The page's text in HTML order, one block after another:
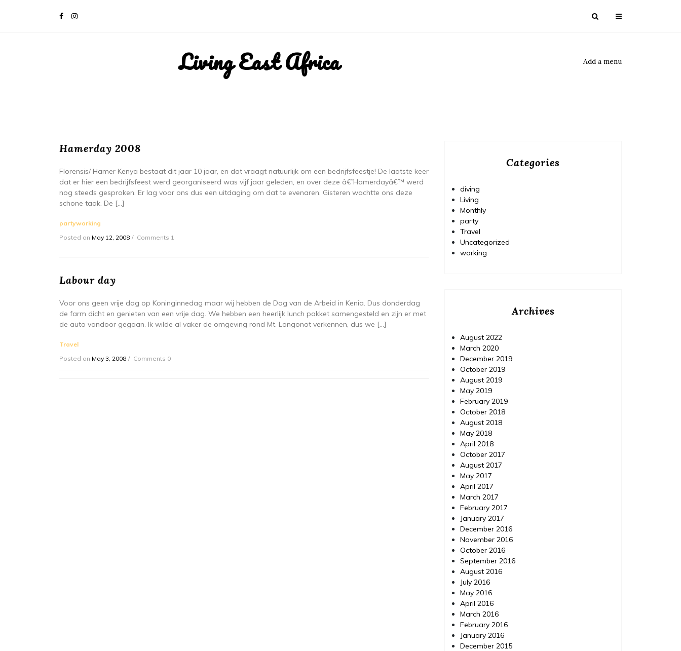
Living East Africa Add a menu
Hamerday 2008
Florensis/ Hamer Kenya bestaat dit jaar 10 jaar, en dat vraagt natuurlijk om een bedrijfsfeestje! De laatste keer
dat er hier een bedrijfsfeest werd georganiseerd was vijf jaar geleden, en over deze â€˜Hamerdayâ€™ werd
nog steeds gesproken. Er lag voor ons dus een uitdaging om dat te evenaren. Gisteren wachtte ons deze
schone taak. De […]
partyworking
Posted on May 12, 2008 Comments 1
Labour day
Voor ons geen vrije dag op Koninginnedag maar wij hebben de Dag van de Arbeid in Kenia. Dus donderdag
de farm dicht en genieten van een vrije dag. We hebben een heerlijk lunch pakket samengesteld en zijn er met
de auto vandoor gegaan. Ik wilde al vaker de omgeving rond Mt. Longonot verkennen, dus we […]
Travel
Posted on May 3, 2008 Comments 0
Categories
diving
Living
Monthly
party
Travel
Uncategorized
working
Archives
August 2022
March 2020
December 2019
October 2019
August 2019
May 2019
February 2019
October 2018
August 2018
May 2018
April 2018
October 2017
August 2017
May 2017
April 2017
March 2017
February 2017
January 2017
December 2016
November 2016
October 2016
September 2016
August 2016
July 2016
May 2016
April 2016
March 2016
February 2016
January 2016
December 2015